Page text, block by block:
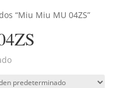
“Miu Miu MU 04ZS”